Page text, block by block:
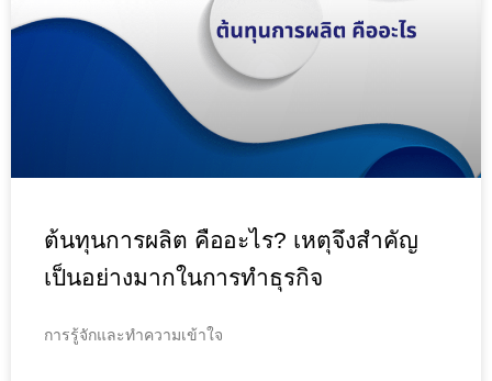
ต้นทุนการผลิต คืออะไร? เหตุจึงสำคัญ
เป็นอย่างมากในการทำธุรกิจ
การรู้จักและทำความเข้าใจ